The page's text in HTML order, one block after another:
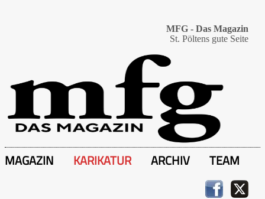
MFG - Das Magazin
St. Pöltens gute Seite
MAGAZIN KARIKATUR ARCHIV TEAM